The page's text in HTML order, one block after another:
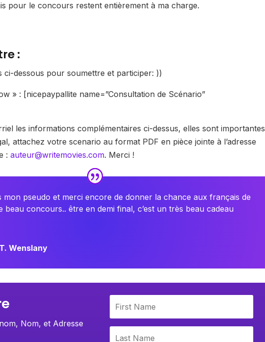
pour le concours restent entièrement à ma charge.
:
ci-dessous pour soumettre et participer: ))
» : [nicepaypallite name=”Consultation de Scénario”
les informations complémentaires ci-dessus, elles sont importantes
attachez votre scenario au format PDF en pièce jointe à l’adresse
:auteur@writemovies.com. Merci !
mon pseudo et merci encore de donner la chance aux français de
beau concours.. être en demi final, c’est un très beau cadeau
Wenslany
Nom, et Adresse